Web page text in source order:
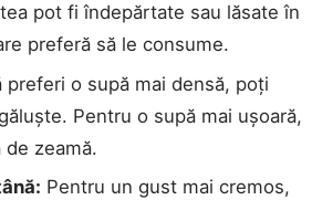
pot fi îndepărtate sau lăsate în
preferă să le consume.
preferi o supă mai densă, poți
Pentru o supă mai ușoară,
zeamă.
Pentru un gust mai cremos,